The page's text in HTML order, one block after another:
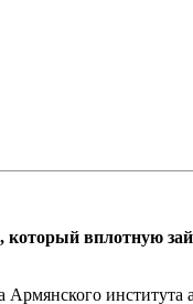
вплотную
института